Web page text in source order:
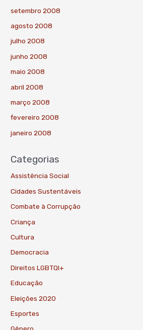
setembro 2008
agosto 2008
julho 2008
junho 2008
maio 2008
abril 2008
março 2008
fevereiro 2008
janeiro 2008
Categorias
Assistência Social
Cidades Sustentáveis
Combate à Corrupção
Criança
Cultura
Democracia
Direitos LGBTQI+
Educação
Eleições 2020
Esportes